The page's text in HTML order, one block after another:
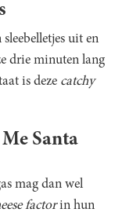
uit en
drie minuten lang
is deze catchy
Santa
mag dan wel
factorin hun